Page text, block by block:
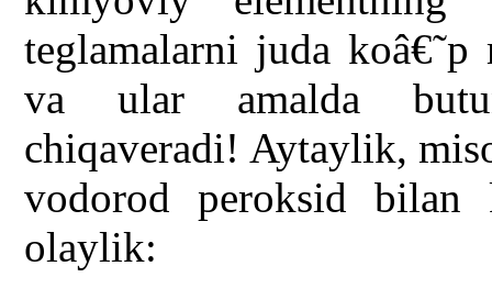
teglamalarni juda
va ular amalda
chiqaveradi! Aytaylik,
vodorod peroksid bilan
olaylik: